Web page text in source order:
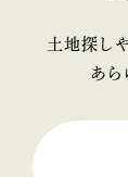
2025年10
土地探し
あら